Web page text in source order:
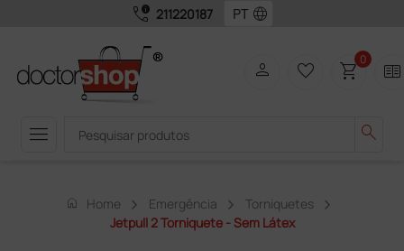
call_quality 211220187 language
menu search
person favorite_border shopping_cart0 two_pager
home Home Emergência
Torniquetes
Jetpull 2 Torniquete - Sem Látex